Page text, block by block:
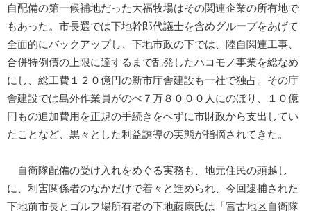
自配備の第一候補地だった大福牧場はその関連企業の所有地で
もあった。市長選では下地幹郎代議士を含めグループをあげて
全面的にバックアップし、下地市政の下では、陸自関連工事、
合併特例債の上限に達するまで乱発したハコモノ事業を総なめ
にし、総工費１２０億円の新市庁舎建設も一社で独占。その庁
舎建設では島外作業員がのべ７万８０００人にのぼり、１０億
円もの追加費用を正規の手続きをへずに市財政から支出してい
たことなど、黒々とした利益誘導の実態が指摘されてきた。
自衛隊配備の受け入れをめぐる実務も、地元住民の頭越し
に、利害関係者のなかだけで着々と進められ、今回逮捕された
下地前市長とゴルフ場所有者の下地藤康氏は「宮古地区自衛隊